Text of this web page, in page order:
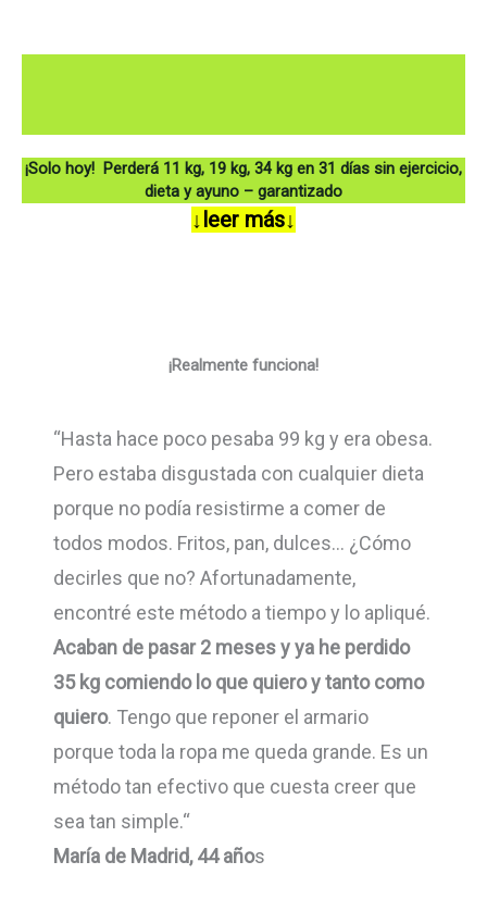
contenido
¡Solo hoy! Perderá 11 kg, 19 kg, 34 kg en 31 días sin ejercicio,
dieta y ayuno – garantizado
↓leer más↓
¡Realmente funciona!
“Hasta hace poco pesaba 99 kg y era obesa.
Pero estaba disgustada con cualquier dieta
porque no podía resistirme a comer de
todos modos. Fritos, pan, dulces… ¿Cómo
decirles que no? Afortunadamente,
encontré este método a tiempo y lo apliqué.
Acaban de pasar 2 meses y ya he perdido
35 kg comiendo lo que quiero y tanto como
quiero. Tengo que reponer el armario
porque toda la ropa me queda grande. Es un
método tan efectivo que cuesta creer que
sea tan simple.“
María de Madrid, 44 años